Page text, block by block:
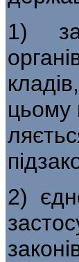
1)
цьому
2)